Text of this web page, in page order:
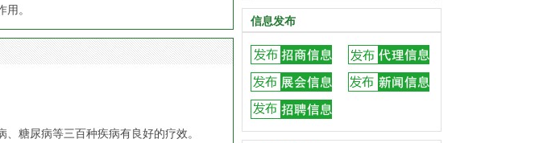
。
糖尿病等三百种疾病有良好的疗效。
信息发布